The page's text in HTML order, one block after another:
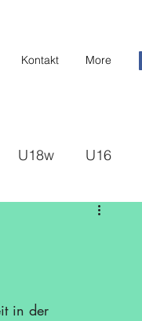
Kontakt More
U18w U16
Saison 20/21
in der